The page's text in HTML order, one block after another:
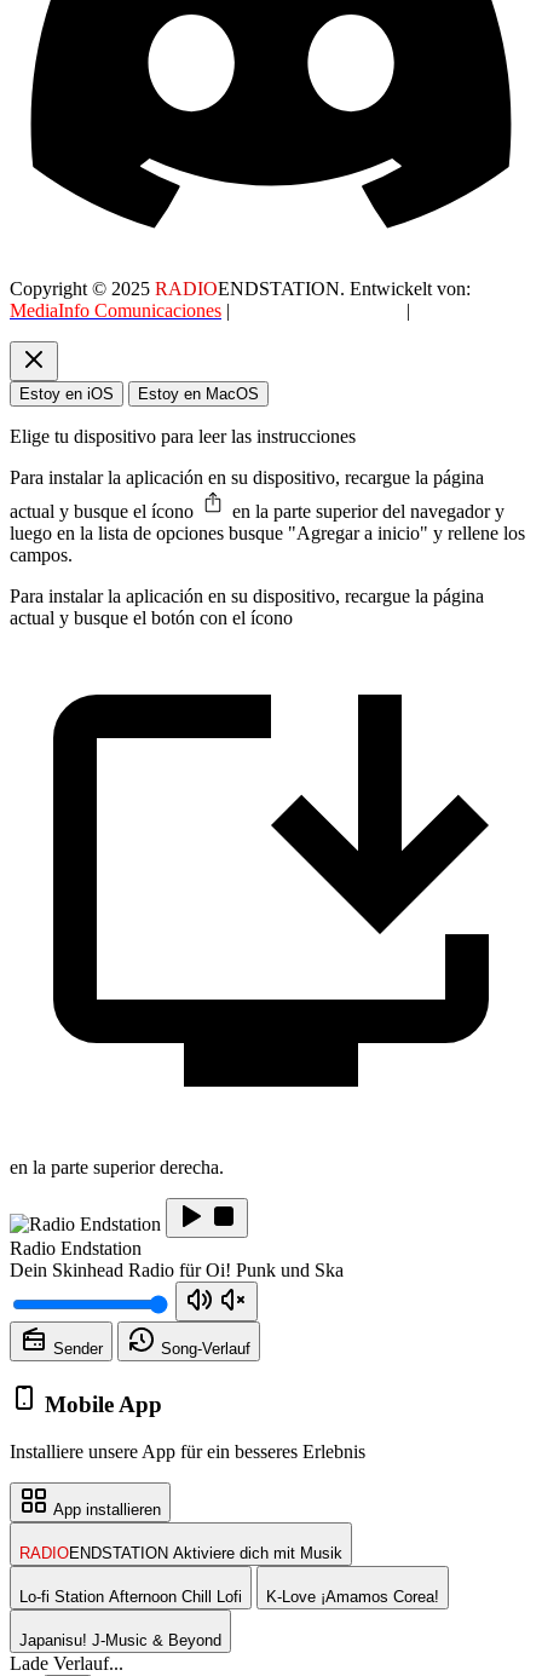
Copyright © 2025 RADIOENDSTATION. Entwickelt von:
MediaInfo Comunicaciones | |
Estoy en iOS Estoy en MacOS
Elige tu dispositivo para leer las instrucciones
Para instalar la aplicación en su dispositivo, recargue la página
actual y busque el ícono
en la parte superior del navegador y
luego en la lista de opciones busque "Agregar a inicio" y rellene los
campos.
Para instalar la aplicación en su dispositivo, recargue la página
actual y busque el botón con el ícono
en la parte superior derecha.
Radio Endstation
Dein Skinhead Radio für Oi! Punk und Ska
Sender Song-Verlauf
Mobile App
Installiere unsere App für ein besseres Erlebnis
App installieren
RADIOENDSTATION Aktiviere dich mit Musik
Lo-fi Station Afternoon Chill Lofi K-Love ¡Amamos Corea!
Japanisu! J-Music & Beyond
Lade Verlauf...